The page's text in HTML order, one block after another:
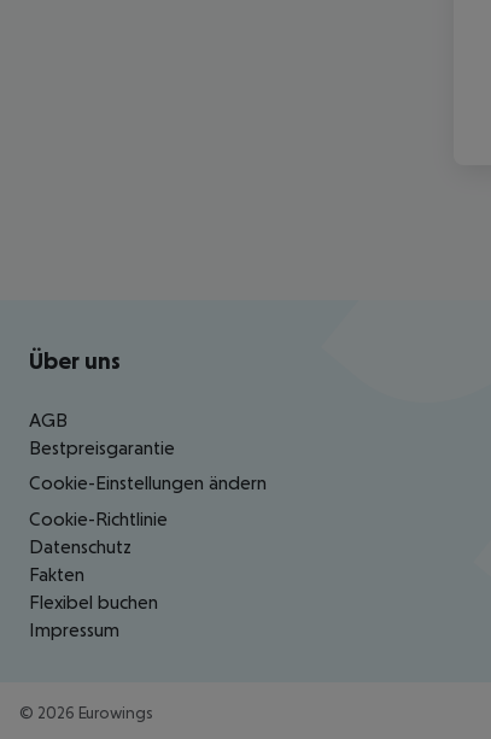
Footer navigation
Über uns
AGB
Bestpreisgarantie
Cookie-Einstellungen ändern
Cookie-Richtlinie
Datenschutz
Fakten
Flexibel buchen
Impressum
© 2026 Eurowings